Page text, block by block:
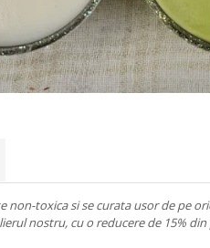
non-toxica si se curata usor de pe
nostru, cu o reducere de 15%